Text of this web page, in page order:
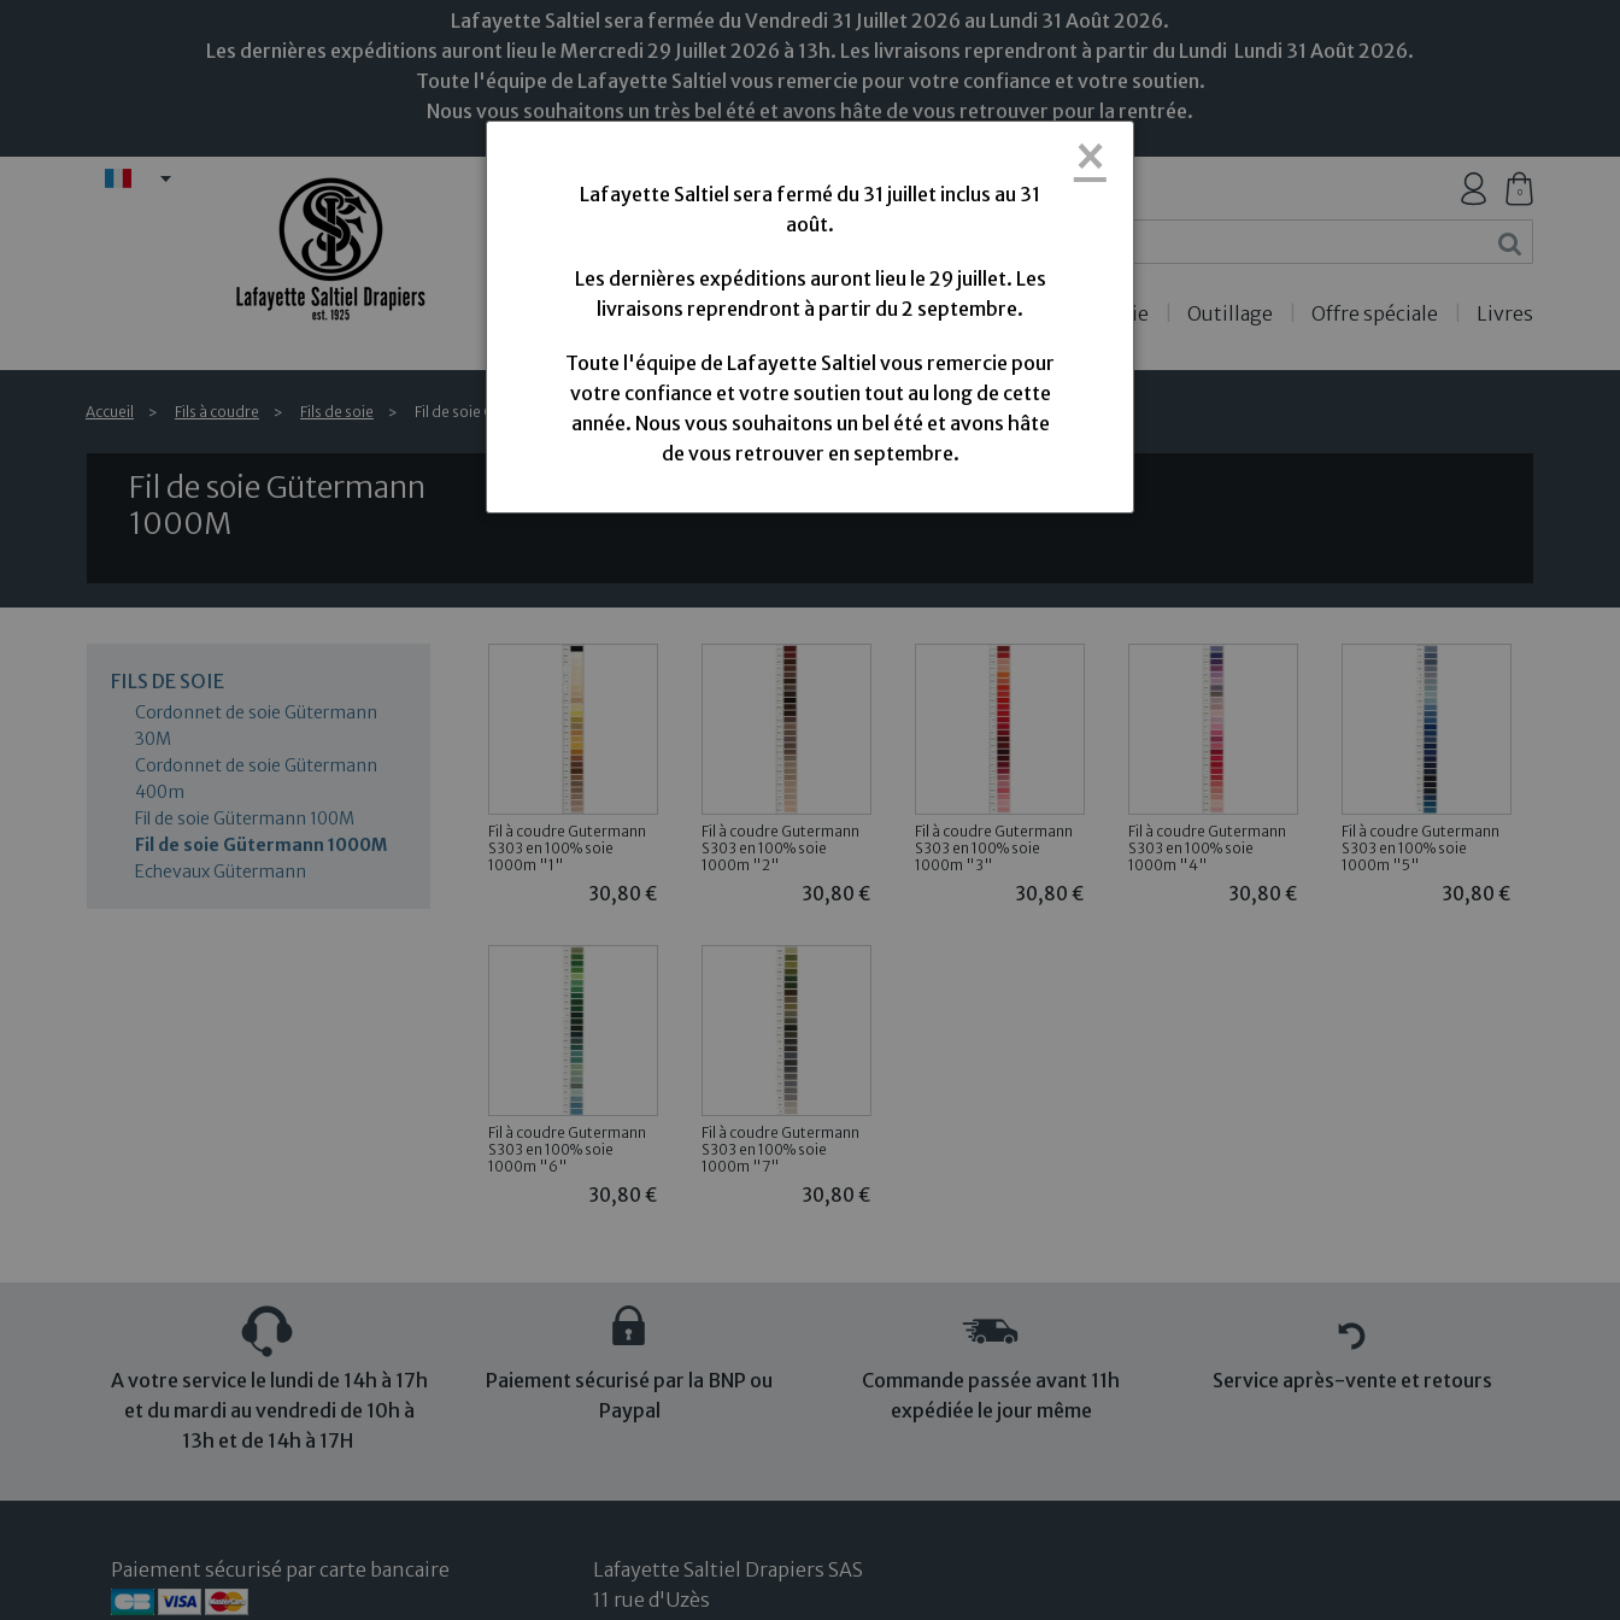
Lafayette Saltiel sera fermée du Vendredi 31 Juillet 2026 au Lundi 31 Août 2026.
Les dernières expéditions auront lieu le Mercredi 29 Juillet 2026 à 13h. Les livraisons reprendront à partir du Lundi Lundi 31 Août 2026.
Toute l'équipe de Lafayette Saltiel vous remercie pour votre confiance et votre soutien.
Nous vous souhaitons un très bel été et avons hâte de vous retrouver pour la rentrée.
0
Nouveautées Tissus Doublure Fils à coudre Mercerie Outillage Offre spéciale Livres
Accueil Fils à coudre Fils de soie Fil de soie Gütermann 1000M
Fil de soie Gütermann
1000M
FILS DE SOIE
Cordonnet de soie Gütermann
30M
Cordonnet de soie Gütermann
400m
Fil de soie Gütermann 100M
Fil de soie Gütermann 1000M
Echevaux Gütermann
Fil à coudre Gutermann
S303 en 100% soie
1000m "1"
30,80 €
Fil à coudre Gutermann
S303 en 100% soie
1000m "2"
30,80 €
Fil à coudre Gutermann
S303 en 100% soie
1000m "3"
30,80 €
Fil à coudre Gutermann
S303 en 100% soie
1000m "4"
30,80 €
Fil à coudre Gutermann
S303 en 100% soie
1000m "5"
30,80 €
Fil à coudre Gutermann
S303 en 100% soie
1000m "6"
30,80 €
Fil à coudre Gutermann
S303 en 100% soie
1000m "7"
30,80 €
A votre service le lundi de 14h à 17h
et du mardi au vendredi de 10h à
13h et de 14h à 17H
Paiement sécurisé par la BNP ou
Paypal
Commande passée avant 11h
expédiée le jour même
Service après-vente et retours
Paiement sécurisé par carte bancaire
Lafayette Saltiel Drapiers SAS
11 rue d'Uzès
Lafayette Saltiel sera fermé du 31 juillet inclus au 31
août.
Les dernières expéditions auront lieu le 29 juillet. Les
livraisons reprendront à partir du 2 septembre.
Toute l'équipe de Lafayette Saltiel vous remercie pour
votre confiance et votre soutien tout au long de cette
année. Nous vous souhaitons un bel été et avons hâte
de vous retrouver en septembre.
×